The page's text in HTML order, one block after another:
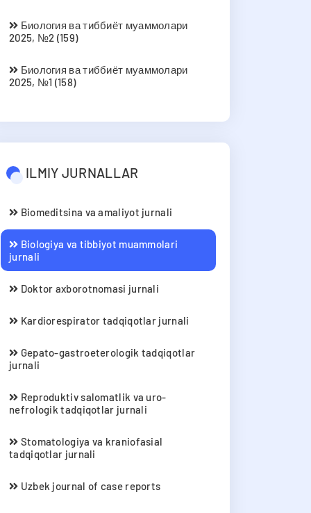
Биология ва тиббиёт муаммолари
2025, №2 (159)
Биология ва тиббиёт муаммолари
2025, №1 (158)
ILMIY JURNALLAR
Biomeditsina va amaliyot jurnali
Biologiya va tibbiyot muammolari
jurnali
Doktor axborotnomasi jurnali
Kardiorespirator tadqiqotlar jurnali
Gepato-gastroeterologik tadqiqotlar
jurnali
Reproduktiv salomatlik va uro-
nefrologik tadqiqotlar jurnali
Stomatologiya va kraniofasial
tadqiqotlar jurnali
Uzbek journal of case reports